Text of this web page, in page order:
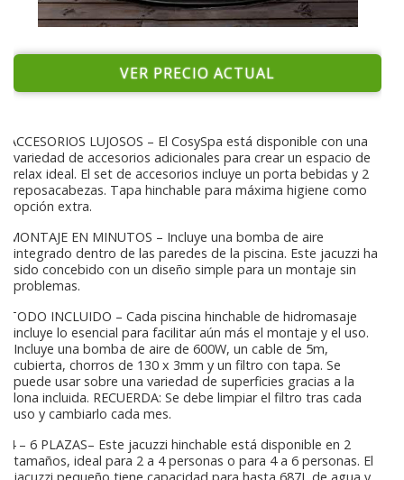
VER PRECIO ACTUAL
ACCESORIOS LUJOSOS – El CosySpa está disponible con una
variedad de accesorios adicionales para crear un espacio de
relax ideal. El set de accesorios incluye un porta bebidas y 2
reposacabezas. Tapa hinchable para máxima higiene como
opción extra.
MONTAJE EN MINUTOS – Incluye una bomba de aire
integrado dentro de las paredes de la piscina. Este jacuzzi ha
sido concebido con un diseño simple para un montaje sin
problemas.
TODO INCLUIDO – Cada piscina hinchable de hidromasaje
incluye lo esencial para facilitar aún más el montaje y el uso.
Incluye una bomba de aire de 600W, un cable de 5m,
cubierta, chorros de 130 x 3mm y un filtro con tapa. Se
puede usar sobre una variedad de superficies gracias a la
lona incluida. RECUERDA: Se debe limpiar el filtro tras cada
uso y cambiarlo cada mes.
4 – 6 PLAZAS– Este jacuzzi hinchable está disponible en 2
tamaños, ideal para 2 a 4 personas o para 4 a 6 personas. El